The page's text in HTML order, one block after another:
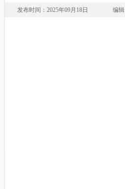
发布时间：2025年09月18日 编